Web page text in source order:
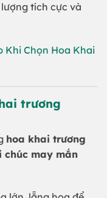
tích cực và
Khi Chọn Hoa Khai
trương
hoa khai trương
chúc may mắn